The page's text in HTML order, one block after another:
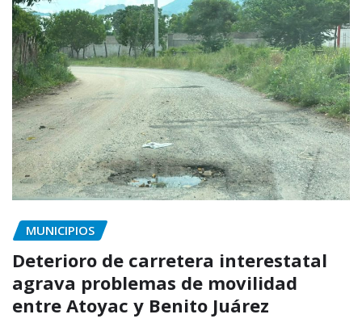
MUNICIPIOS
Deterioro de carretera interestatal
agrava problemas de movilidad
entre Atoyac y Benito Juárez